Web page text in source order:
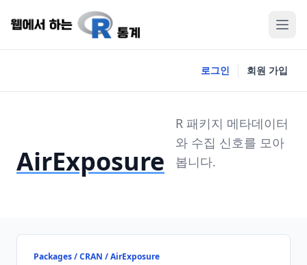
로그인 회원 가입
AirExposure
R 패키지 메타데이터
와 수집 신호를 모아
봅니다.
Packages / CRAN / AirExposure